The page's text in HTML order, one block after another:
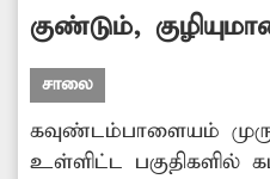
குண்டும்,
சாலை
கவுண்டம்பாளையம்
உள்ளிட்ட பகுதிகளில்